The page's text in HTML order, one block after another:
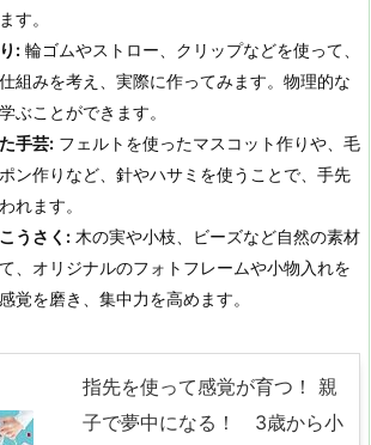
す。
: 輪ゴムやストロー、クリップなどを使って、
組みを考え、実際に作ってみます。物理的な
ぶことができます。
手芸: フェルトを使ったマスコット作りや、毛
ン作りなど、針やハサミを使うことで、手先
れます。
うさく: 木の実や小枝、ビーズなど自然の素材
、オリジナルのフォトフレームや小物入れを
覚を磨き、集中力を高めます。
指先を使って感覚が育つ！ 親
子で夢中になる！ 3歳から小